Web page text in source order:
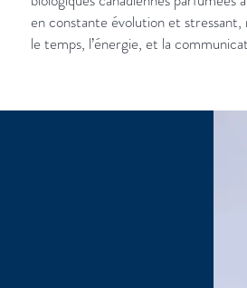
en constante évolution et stressant,
le temps, l’énergie, et la